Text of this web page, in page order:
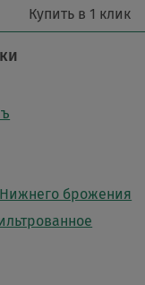
Купить в 1 клик
Нижнего брожения